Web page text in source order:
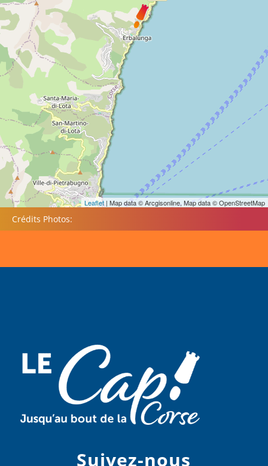
Leaflet| Map data © Arcgisonline, Map data © OpenStreetMap
Crédits Photos:
Suivez-nous